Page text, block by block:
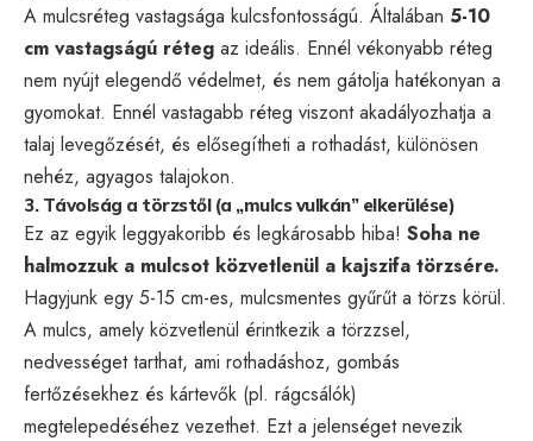
A mulcsréteg vastagsága kulcsfontosságú. Általában 5-10
cm vastagságú réteg az ideális. Ennél vékonyabb réteg
nem nyújt elegendő védelmet, és nem gátolja hatékonyan a
gyomokat. Ennél vastagabb réteg viszont akadályozhatja a
talaj levegőzését, és elősegítheti a rothadást, különösen
nehéz, agyagos talajokon.
3. Távolság a törzstől (a „mulcs vulkán” elkerülése)
Ez az egyik leggyakoribb és legkárosabb hiba! Soha ne
halmozzuk a mulcsot közvetlenül a kajszifa törzsére.
Hagyjunk egy 5-15 cm-es, mulcsmentes gyűrűt a törzs körül.
A mulcs, amely közvetlenül érintkezik a törzzsel,
nedvességet tarthat, ami rothadáshoz, gombás
fertőzésekhez és kártevők (pl. rágcsálók)
megtelepedéséhez vezethet. Ezt a jelenséget nevezik